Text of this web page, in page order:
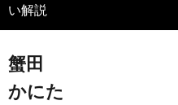
い解説
蟹田
かにた